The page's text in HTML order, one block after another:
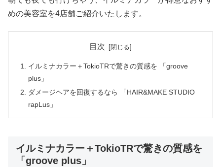
めの美容室を4店舗ご紹介いたします。
目次
イルミナカラー＋TokioTRで驚きの質感を 「groove
plus」
ダメージヘアを回復するなら 「HAIR&MAKE STUDIO
rapLus」
イルミナカラー＋TokioTRで驚きの質感を
「groove plus」